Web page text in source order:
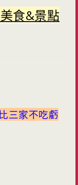
食&景點
三家不吃虧